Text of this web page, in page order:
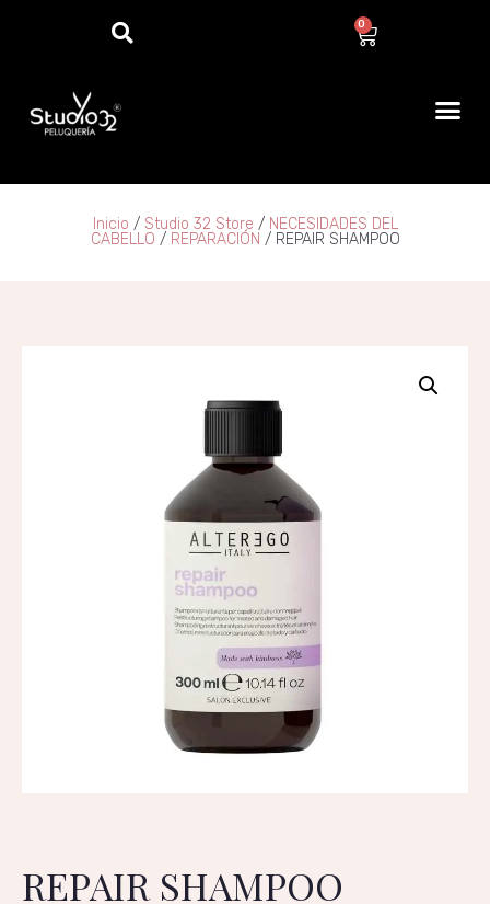
0
Inicio / Studio 32 Store / NECESIDADES DEL
CABELLO / REPARACIÓN​​ / REPAIR SHAMPOO
REPAIR SHAMPOO